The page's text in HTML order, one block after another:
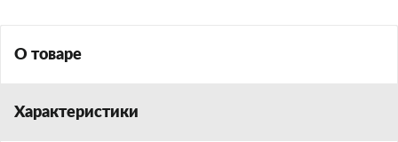
О товаре
Характеристики